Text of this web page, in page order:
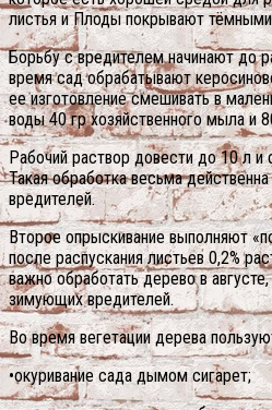
листья и Плоды покрывают
Борьбу с вредителем начинают до
время сад обрабатывают
ее изготовление смешивать в
воды 40 гр хозяйственного мыла и
Рабочий раствор довести до 10 л и
Такая обработка весьма
вредителей.
Второе опрыскивание выполняют
после распускания листьев 0,2%
важно обработать дерево в
зимующих вредителей.
Во время вегетации дерева
•окуривание сада дымом сигарет;